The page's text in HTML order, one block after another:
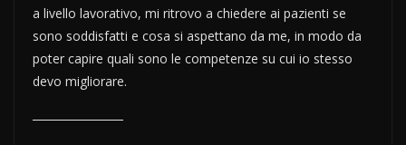
a livello lavorativo, mi ritrovo a chiedere ai pazienti se
sono soddisfatti e cosa si aspettano da me, in modo da
poter capire quali sono le competenze su cui io stesso
devo migliorare.